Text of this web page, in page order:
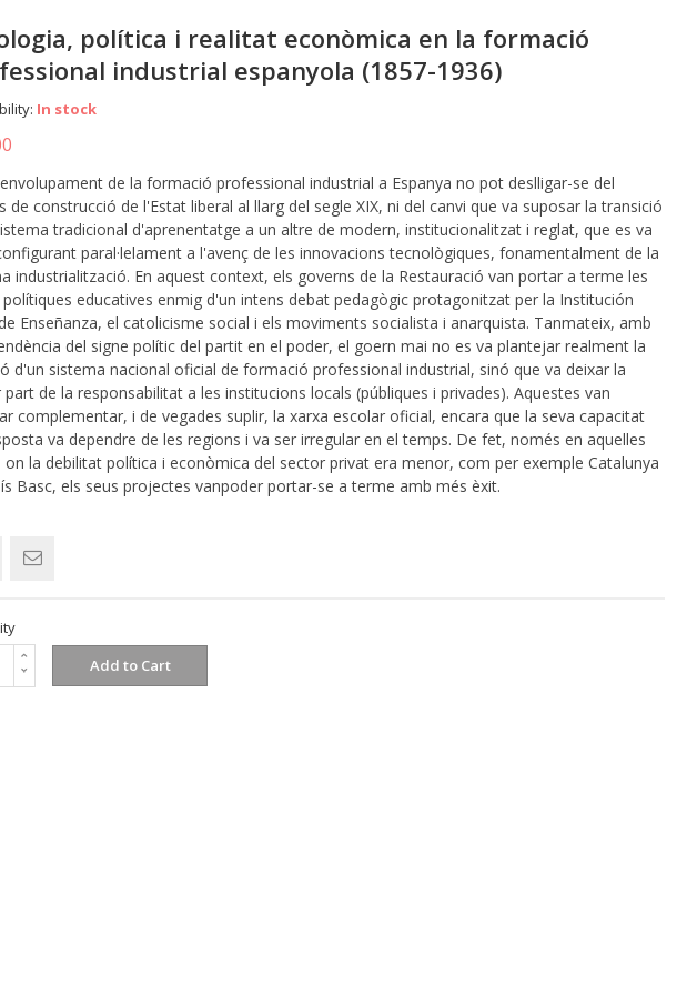
política i realitat econòmica en la formació
industrial espanyola (1857-1936)
In stock
de la formació professional industrial a Espanya no pot deslligar-se del
de construcció de l'Estat liberal al llarg del segle XIX, ni del canvi que va suposar la transició
tradicional d'aprenentatge a un altre de modern, institucionalitzat i reglat, que es va
paral·lelament a l'avenç de les innovacions tecnològiques, fonamentalment de la
industrialització. En aquest context, els governs de la Restauració van portar a terme les
polítiques educatives enmig d'un intens debat pedagògic protagonitzat per la Institución
Enseñanza, el catolicisme social i els moviments socialista i anarquista. Tanmateix, amb
del signe polític del partit en el poder, el goern mai no es va plantejar realment la
d'un sistema nacional oficial de formació professional industrial, sinó que va deixar la
de la responsabilitat a les institucions locals (públiques i privades). Aquestes van
complementar, i de vegades suplir, la xarxa escolar oficial, encara que la seva capacitat
va dependre de les regions i va ser irregular en el temps. De fet, només en aquelles
on la debilitat política i econòmica del sector privat era menor, com per exemple Catalunya
Basc, els seus projectes vanpoder portar-se a terme amb més èxit.
Add to Cart